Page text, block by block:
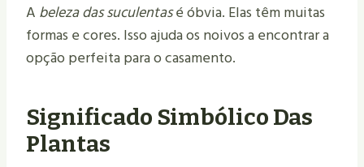
A beleza das suculentasé óbvia. Elas têm muitas
formas e cores. Isso ajuda os noivos a encontrar a
opção perfeita para o casamento.
Significado Simbólico Das
Plantas